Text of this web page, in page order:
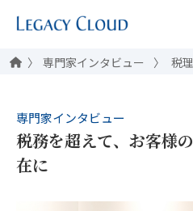
専門家インタビュー 税
専門家インタビュー
税務を超えて、お客様
在に